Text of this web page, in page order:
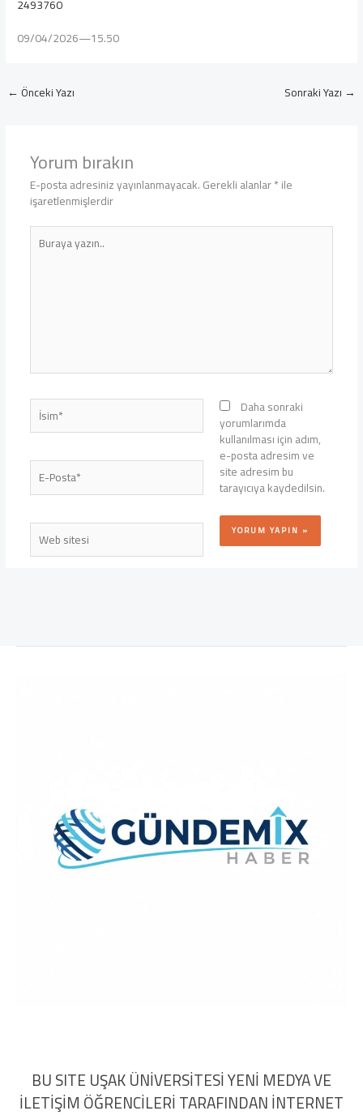
2493760
09/04/2026—15.50
← Önceki Yazı Sonraki Yazı →
Yorum bırakın
E-posta adresiniz yayınlanmayacak.Gerekli alanlar*ile
işaretlenmişlerdir
Buraya
yazın..
İsim*
E-
Posta*
Web
sitesi
Daha sonraki
yorumlarımda
kullanılması için adım,
e-posta adresim ve
site adresim bu
tarayıcıya kaydedilsin.
BU SITE UŞAK ÜNİVERSİTESİ YENİ MEDYA VE
İLETİŞİM ÖĞRENCİLERİ TARAFINDAN İNTERNET